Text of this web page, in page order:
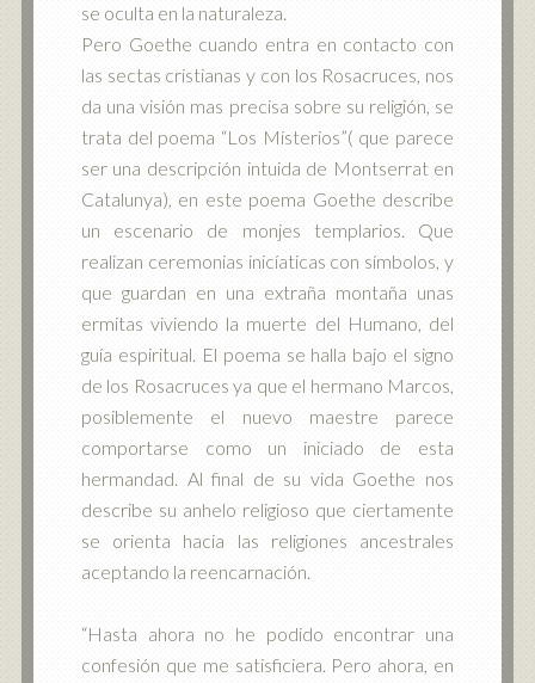
se oculta en la naturaleza.
Pero Goethe cuando entra en contacto con
las sectas cristianas y con los Rosacruces, nos
da una visión mas precisa sobre su religión, se
trata del poema “Los Misterios”( que parece
ser una descripción intuida de Montserrat en
Catalunya), en este poema Goethe describe
un escenario de monjes templarios. Que
realizan ceremonias inicíaticas con símbolos, y
que guardan en una extraña montaña unas
ermitas viviendo la muerte del Humano, del
guía espiritual. El poema se halla bajo el signo
de los Rosacruces ya que el hermano Marcos,
posiblemente el nuevo maestre parece
comportarse como un iniciado de esta
hermandad. Al final de su vida Goethe nos
describe su anhelo religioso que ciertamente
se orienta hacia las religiones ancestrales
aceptando la reencarnación.
“Hasta ahora no he podido encontrar una
confesión que me satisficiera. Pero ahora, en